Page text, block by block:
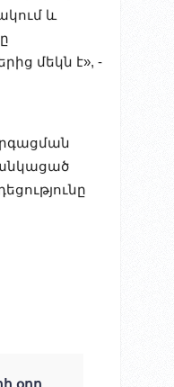
և
մեկն է», -
օրը